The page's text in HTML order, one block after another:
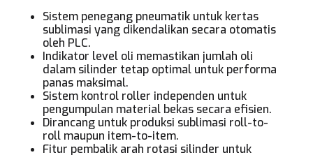
Sistem penegang pneumatik untuk kertas
sublimasi yang dikendalikan secara otomatis
oleh PLC.
Indikator level oli memastikan jumlah oli
dalam silinder tetap optimal untuk performa
panas maksimal.
Sistem kontrol roller independen untuk
pengumpulan material bekas secara efisien.
Dirancang untuk produksi sublimasi roll-to-
roll maupun item-to-item.
Fitur pembalik arah rotasi silinder untuk